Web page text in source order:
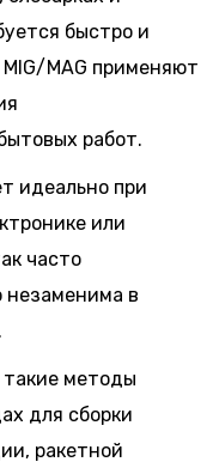
быстро и
MAG применяют
работ.
идеально при
или
часто
незаменима в
методы
для сборки
ракетной